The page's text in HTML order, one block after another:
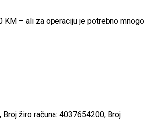
KM – ali za operaciju je potrebno mnogo
Broj žiro računa: 4037654200, Broj